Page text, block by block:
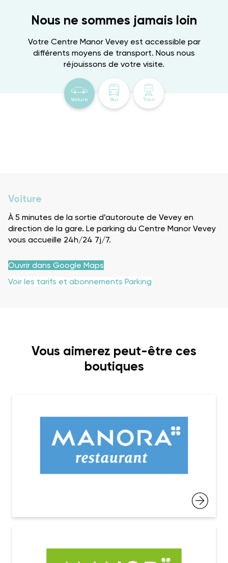
Nous ne sommes jamais loin
Votre Centre Manor Vevey est accessible par
différents moyens de transport. Nous nous
réjouissons de votre visite.
Voiture Bus Train
Voiture
À 5 minutes de la sortie d’autoroute de Vevey en
direction de la gare. Le parking du Centre Manor Vevey
vous accueille 24h/24 7j/7.
Ouvrir dans Google Maps
Voir les tarifs et abonnements Parking
Vous aimerez peut-être ces
boutiques